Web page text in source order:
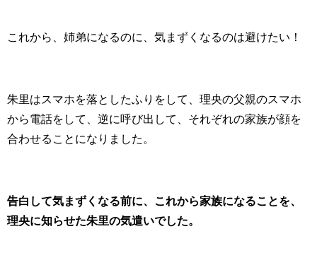
これから、姉弟になるのに、気まずくなるのは避けたい！
朱里はスマホを落としたふりをして、理央の父親のスマホ
から電話をして、逆に呼び出して、それぞれの家族が顔を
合わせることになりました。
告白して気まずくなる前に、
これから家族になることを、
理央に知らせた朱里の気遣いでした。